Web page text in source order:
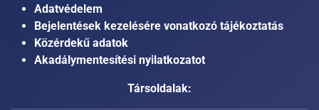
Adatvédelem
Bejelentések kezelésére vonatkozó tájékoztatás
Közérdekű adatok
Akadálymentesítési nyilatkozatot
Társoldalak: